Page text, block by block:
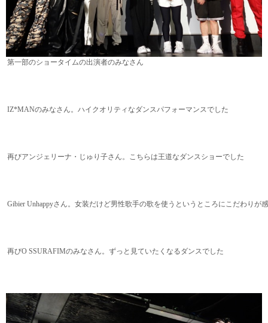
第一部のショータイムの出演者のみなさん
IZ*MANのみなさん。ハイクオリティなダンスパフォーマンスでした
再びアンジェリーナ・じゅり子さん。こちらは王道なダンスショーでした
Gibier Unhappyさん。女装だけど男性歌手の歌を使うというところにこだわりが
再びO SSURAFIMのみなさん。ずっと見ていたくなるダンスでした